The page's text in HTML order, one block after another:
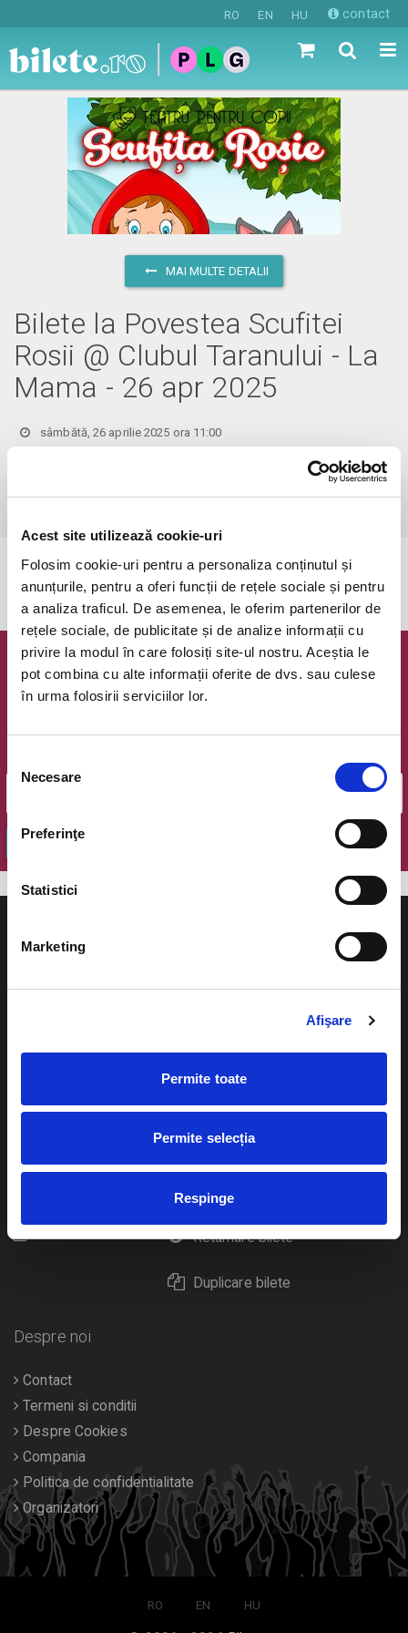
Acest site utilizează cookie-uri
Folosim cookie-uri pentru a personaliza conținutul și
anunțurile, pentru a oferi funcții de rețele sociale și pentru
a analiza traficul. De asemenea, le oferim partenerilor de
rețele sociale, de publicitate și de analize informații cu
privire la modul în care folosiți site-ul nostru. Aceștia le
pot combina cu alte informații oferite de dvs. sau culese
în urma folosirii serviciilor lor.
consimțământului
Necesare
Preferinţe
Statistici
Marketing
Afişare
Permite toate
Permite selecția
Respinge
RO EN HU contact
MAI MULTE DETALII
Bilete la Povestea Scufitei
Rosii @ Clubul Taranului - La
Mama - 26 apr 2025
sâmbătă, 26 aprilie 2025 ora 11:00
Evenimentul a expirat.
Newsletter @ Bilete.ro
OK
Cum comand bilete?
eBilet printat acasa
Livrare prin curier
Returnare bilete
Duplicare bilete
Cultura
Calendar
Despre noi
Contact
Termeni si conditii
Despre Cookies
Compania
Politica de confidentialitate
Organizatori
RO EN HU